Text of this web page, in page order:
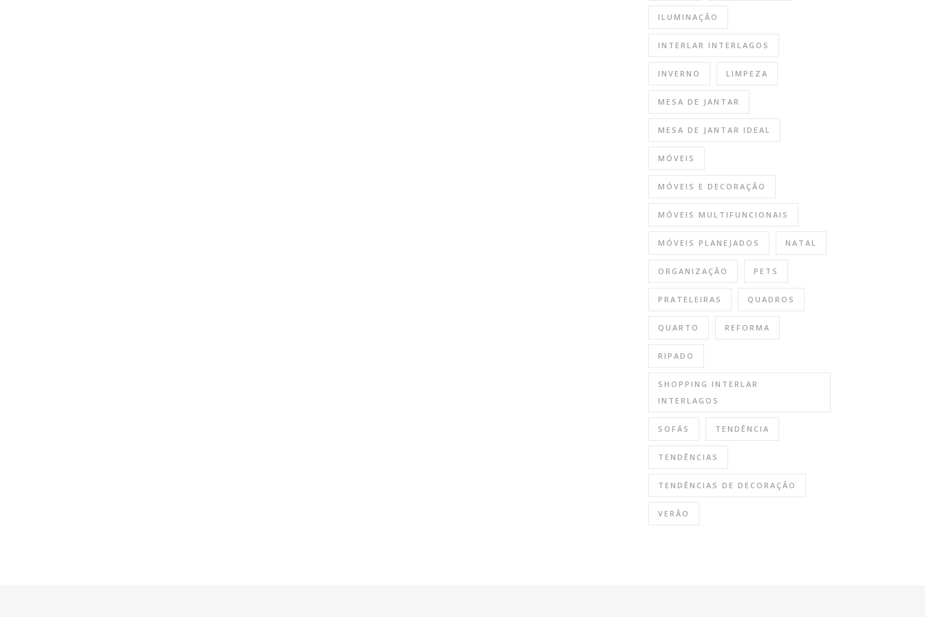
ILUMINAÇÃO
INTERLAR INTERLAGOS
INVERNO LIMPEZA
MESA DE JANTAR
MESA DE JANTAR IDEAL
MÓVEIS
MÓVEIS E DECORAÇÃO
MÓVEIS MULTIFUNCIONAIS
MÓVEIS PLANEJADOS NATAL
ORGANIZAÇÃO PETS
PRATELEIRAS QUADROS
QUARTO REFORMA
RIPADO
SHOPPING INTERLAR
INTERLAGOS
SOFÁS TENDÊNCIA
TENDÊNCIAS
TENDÊNCIAS DE DECORAÇÃO
VERÃO